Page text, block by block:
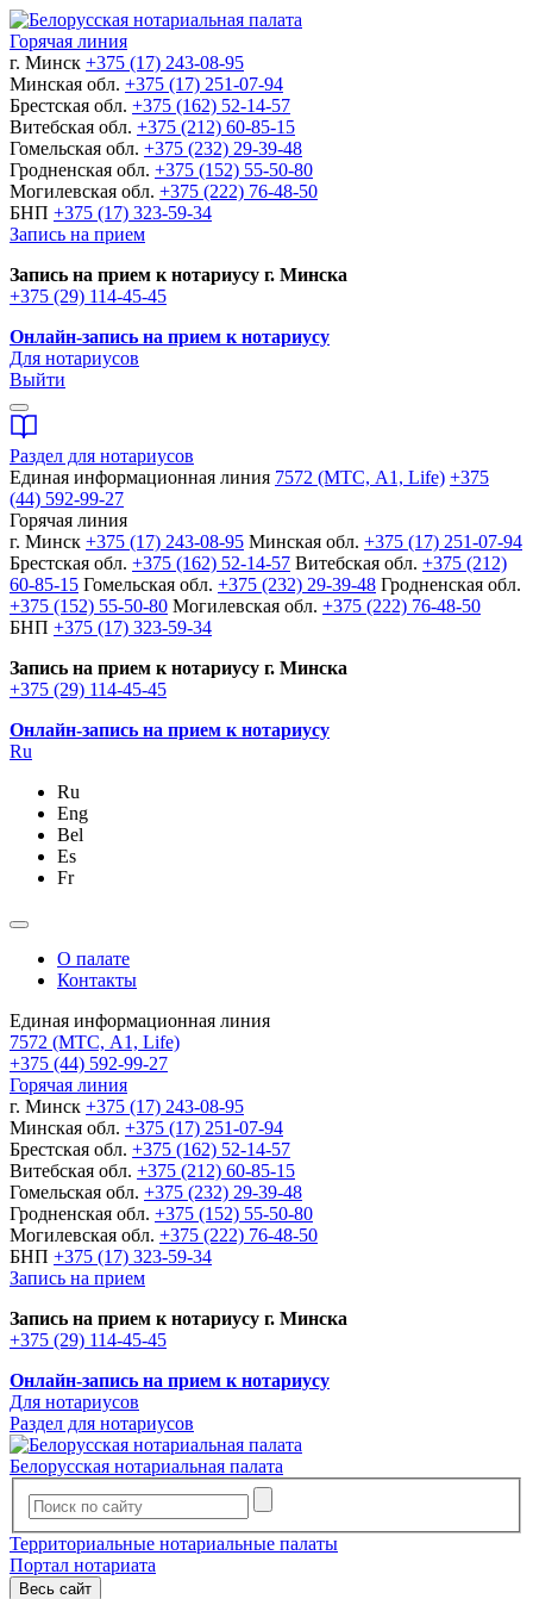
Горячая линия
г. Минск +375 (17) 243-08-95
Минская обл. +375 (17) 251-07-94
Брестская обл. +375 (162) 52-14-57
Витебская обл. +375 (212) 60-85-15
Гомельская обл. +375 (232) 29-39-48
Гродненская обл. +375 (152) 55-50-80
Могилевская обл. +375 (222) 76-48-50
БНП +375 (17) 323-59-34
Запись на прием
Запись на прием к нотариусу г. Минска
+375 (29) 114-45-45
Онлайн-запись на прием к нотариусу
Для нотариусов
Выйти
Раздел для нотариусов
Единая информационная линия 7572 (МТС, A1, Life) +375
(44) 592-99-27
Горячая линия
г. Минск +375 (17) 243-08-95 Минская обл. +375 (17) 251-07-94
Брестская обл. +375 (162) 52-14-57 Витебская обл. +375 (212)
60-85-15 Гомельская обл. +375 (232) 29-39-48 Гродненская обл.
+375 (152) 55-50-80 Могилевская обл. +375 (222) 76-48-50
БНП +375 (17) 323-59-34
Запись на прием к нотариусу г. Минска
+375 (29) 114-45-45
Онлайн-запись на прием к нотариусу
Ru
Ru
Eng
Bel
Es
Fr
О палате
Контакты
Единая информационная линия
7572 (МТС, A1, Life)
+375 (44) 592-99-27
Горячая линия
г. Минск +375 (17) 243-08-95
Минская обл. +375 (17) 251-07-94
Брестская обл. +375 (162) 52-14-57
Витебская обл. +375 (212) 60-85-15
Гомельская обл. +375 (232) 29-39-48
Гродненская обл. +375 (152) 55-50-80
Могилевская обл. +375 (222) 76-48-50
БНП +375 (17) 323-59-34
Запись на прием
Запись на прием к нотариусу г. Минска
+375 (29) 114-45-45
Онлайн-запись на прием к нотариусу
Для нотариусов
Раздел для нотариусов
Белорусская нотариальная палата
Территориальные нотариальные палаты
Портал нотариата
Весь сайт